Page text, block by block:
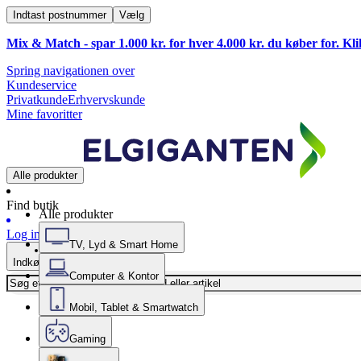
Indtast postnummer Vælg
Mix & Match - spar 1.000 kr. for hver 4.000 kr. du køber for.
Spring navigationen over
Kundeservice
PrivatkundeErhvervskunde
Mine favoritter
Alle produkter
Find butik
Log ind
Indkøbskurv
Alle produkter
TV, Lyd & Smart Home
Computer & Kontor
Mobil, Tablet & Smartwatch
Gaming